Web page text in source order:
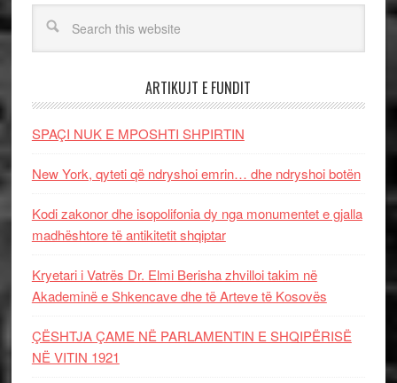
ARTIKUJT E FUNDIT
SPAÇI NUK E MPOSHTI SHPIRTIN
New York, qyteti që ndryshoi emrin… dhe ndryshoi botën
Kodi zakonor dhe isopolifonia dy nga monumentet e gjalla
madhështore të antikitetit shqiptar
Kryetari i Vatrës Dr. Elmi Berisha zhvilloi takim në
Akademinë e Shkencave dhe të Arteve të Kosovës
ÇËSHTJA ÇAME NË PARLAMENTIN E SHQIPËRISË
NË VITIN 1921